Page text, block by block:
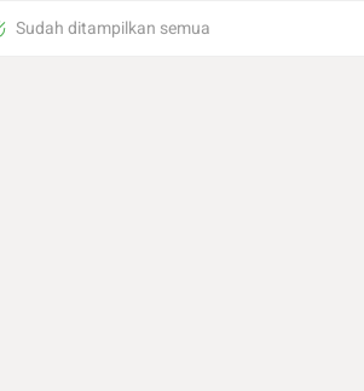
Sudah ditampilkan semua